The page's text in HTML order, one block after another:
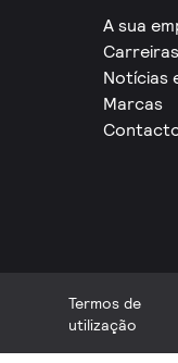
A sua
Carreiras
Notícias
Marcas
Termos de
utilização